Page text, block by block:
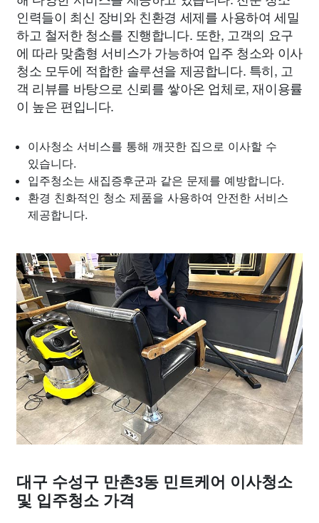
인력들이 최신 장비와 친환경 세제를 사용하여 세밀
하고 철저한 청소를 진행합니다. 또한, 고객의 요구
에 따라 맞춤형 서비스가 가능하여 입주 청소와 이사
청소 모두에 적합한 솔루션을 제공합니다. 특히, 고
객 리뷰를 바탕으로 신뢰를 쌓아온 업체로, 재이용률
이 높은 편입니다.
이사청소 서비스를 통해 깨끗한 집으로 이사할 수
있습니다.
입주청소는 새집증후군과 같은 문제를 예방합니다.
환경 친화적인 청소 제품을 사용하여 안전한 서비스
제공합니다.
대구 수성구 만촌3동 민트케어 이사청소
및 입주청소 가격